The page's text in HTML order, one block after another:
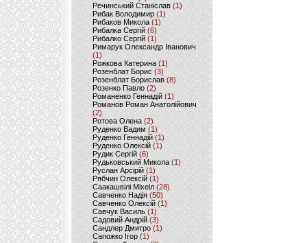
Речинський Станіслав (1)
Рибак Володимир(1)
Рибаков Микола(1)
Рибалка Сергій (6)
Рибалко Сергій (1)
Римарук Олександр Іванович
(1)
Рожкова Катерина(1)
Розенблат Борис (3)
Розенблат Борислав (8)
Розенко Павло (2)
Романенко Геннадій (1)
Романов Роман Анатолійович
(2)
Ротова Олена(2)
Руденко Вадим (1)
Руденко Геннадій (1)
Руденко Олексій(1)
Рудик Сергій(6)
Рудьковський Микола (1)
Руслан Арсірій(1)
Рябчин Олексій (1)
Саакашвілі Міхеіл(28)
Савченко Надія (50)
Савченко Олексій(1)
Савчук Василь (1)
Садовий Андрій (3)
Сандлер Дмитро(1)
Сапожко Ігор(1)